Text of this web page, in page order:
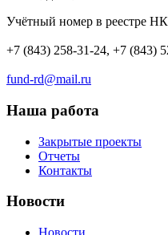
Учётный номер в реестре
+7 (843) 258-31-24, +7 (843)
fund-rd@mail.ru
Наша работа
Закрытые проекты
Отчеты
Контакты
Новости
Новости